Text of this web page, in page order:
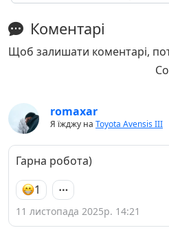
Коментарі
Щоб залишати коментарі,
romaxar
Я їжджу на Toyota Avensis III
Гарна робота)
1
11 листопада 2025р. 14:21